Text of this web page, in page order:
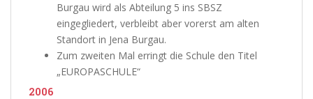
Burgau wird als Abteilung 5 ins SBSZ
eingegliedert, verbleibt aber vorerst am alten
Standort in Jena Burgau.
Zum zweiten Mal erringt die Schule den Titel
„EUROPASCHULE“
2006